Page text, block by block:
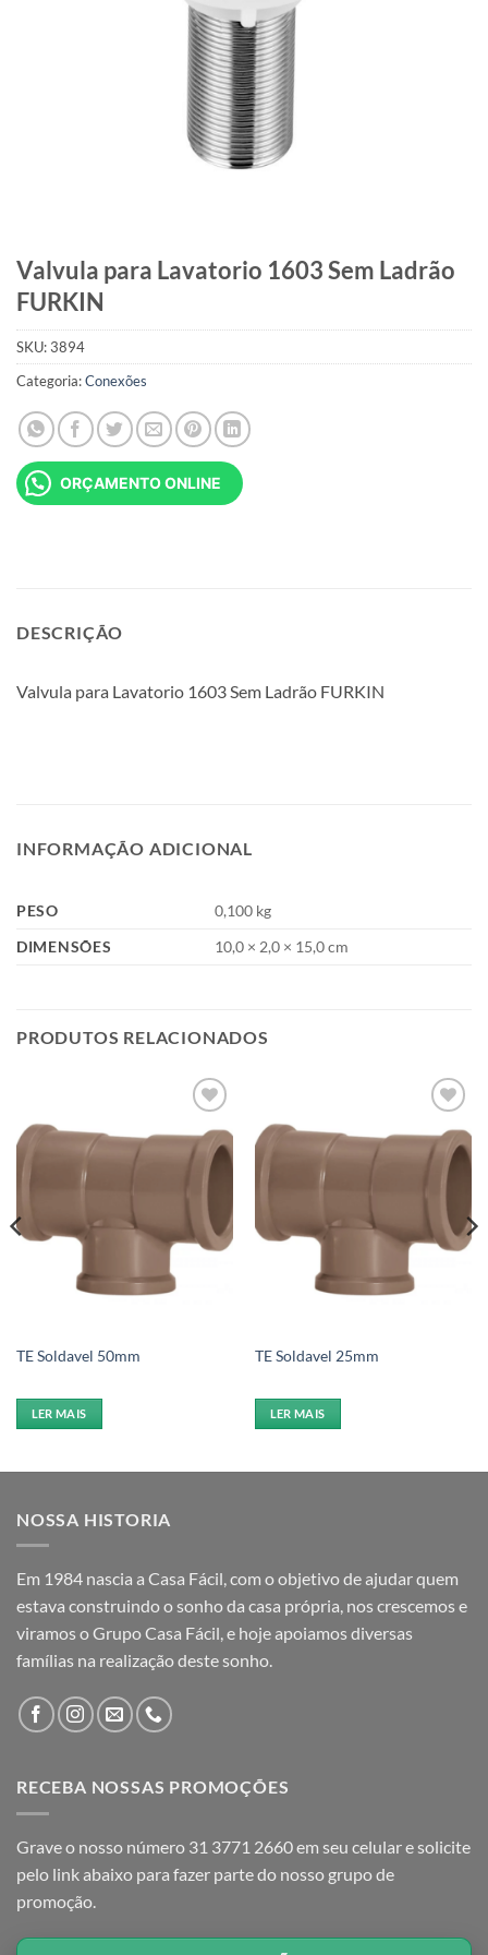
Valvula para Lavatorio 1603 Sem Ladrão
FURKIN
SKU:3894
Categoria:Conexões
ORÇAMENTO ONLINE
DESCRIÇÃO
Valvula para Lavatorio 1603 Sem Ladrão FURKIN
INFORMAÇÃO ADICIONAL
PESO
0,100 kg
DIMENSÕES
10,0 × 2,0 × 15,0 cm
PRODUTOS RELACIONADOS
Add to
wishlist
TE Soldavel 50mm
LER MAIS
Add to
wishlist
TE Soldavel 25mm
LER MAIS
NOSSA HISTORIA
Em 1984 nascia a Casa Fácil, com o objetivo de ajudar quem
estava construindo o sonho da casa própria, nos crescemos e
viramos o Grupo Casa Fácil, e hoje apoiamos diversas
famílias na realização deste sonho.
RECEBA NOSSAS PROMOÇÕES
Grave o nosso número 31 3771 2660 em seu celular e solicite
pelo link abaixo para fazer parte do nosso grupo de
promoção.